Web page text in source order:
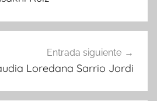
Entrada siguiente
Loredana Sarrio Jordi